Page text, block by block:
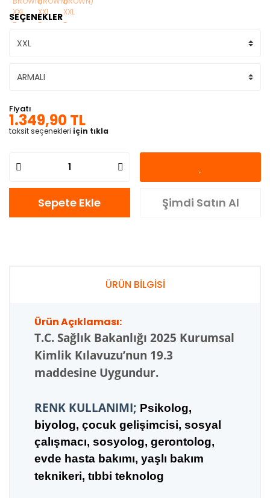
SEÇENEKLER
Fiyatı
1.349,90 TL
taksit seçenekleri için tıkla
Sepete Ekle Şimdi Satın Al
ÜRÜN BİLGİSİ
Ürün Açıklaması:
T.C. Sağlık Bakanlığı 2025 Kurumsal
Kimlik Kılavuzu’nun 19.3
maddesine Uygundur.
RENK KULLANIMI; Psikolog,
biyolog, çocuk gelişimcisi, sosyal
çalışmacı, sosyolog, gerontolog,
evde hasta bakımı, yaşlı bakım
teknikeri, tıbbi teknolog